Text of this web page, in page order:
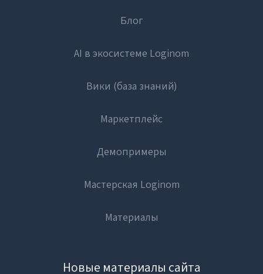
Блог
AI в экосистеме Loginom
Вики (база знаний)
Маркетплейс
Демопримеры
Мастерская Loginom
Материалы
Новые материалы сайта